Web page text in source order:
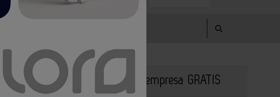
Publique su empresa GRATIS